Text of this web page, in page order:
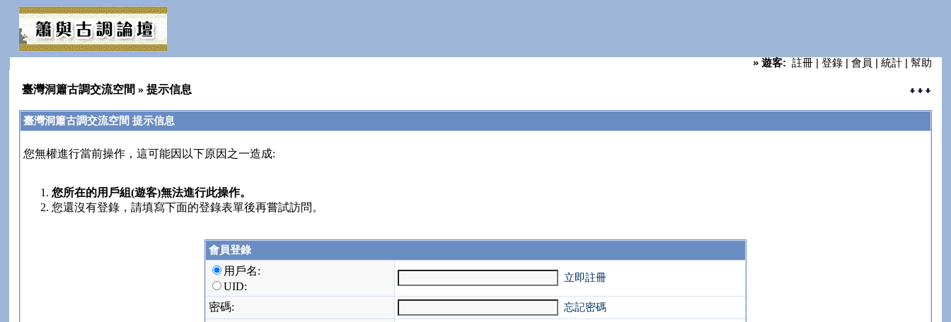
» 遊客: 註冊 | 登錄 | 會員 | 統計 | 幫助
臺灣洞簫古調交流空間 » 提示信息
臺灣洞簫古調交流空間 提示信息
您無權進行當前操作，這可能因以下原因之一造成:
您所在的用戶組(遊客)無法進行此操作。
您還沒有登錄，請填寫下面的登錄表單後再嘗試訪問。
會員登錄
用戶名:
UID:
立即註冊
密碼:
忘記密碼